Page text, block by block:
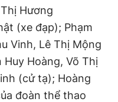
Hương
(xe đạp); Phạm
Vinh, Lê Thị Mộng
Hoàng, Võ Thị
(cử tạ); Hoàng
đoàn thể thao